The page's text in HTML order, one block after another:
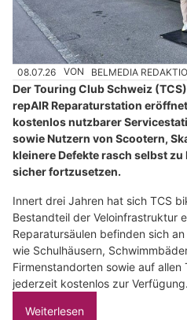
08.07.26 VON BELMEDIA
Der Touring Club Schweiz
repAIR Reparaturstation
kostenlos nutzbarer
sowie Nutzern von Scootern,
kleinere Defekte rasch selbst
sicher fortzusetzen.
Innert drei Jahren hat sich TCS
Bestandteil der Veloinfrastruktur
Reparatursäulen befinden sich
wie Schulhäusern,
Firmenstandorten sowie auf allen
jederzeit kostenlos zur Verfügung.
Weiterlesen